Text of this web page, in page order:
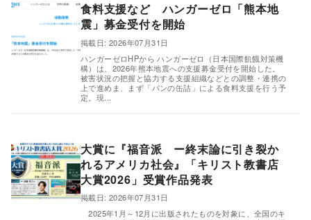
,
食料支援など ハンガーゼロ「熊本地
震」募金受付を開始
掲載日: 2026年07月31日
ハンガーゼロHPから ハンガーゼロ（日本国際飢餓対策機
構）は、2026年熊本地震への支援募金受付を開始した。
被害状況の把握と協力する支援組織などとの調整・連携の
上で進めま、まず「パンの缶詰」による食料支援を行う予
定。現...
,
大賞に『福音派 ー終末論に引き裂か
れるアメリカ社会』「キリスト教書店
大賞2026」受賞作品発表
掲載日: 2026年07月31日
2025年1月～12月に出版されたものを対象に、全国のキ